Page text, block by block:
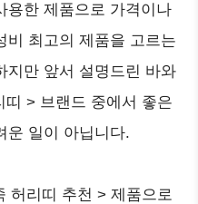
용한 제품으로 가격이나
비 최고의 제품을 고르는
지만 앞서 설명드린 바와
> 브랜드 중에서 좋은
운 일이 아닙니다.
허리띠 추천 > 제품으로